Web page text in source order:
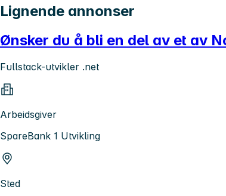
Lignende annonser
Ønsker du å bli en del av et av
Fullstack-utvikler .net
Arbeidsgiver
SpareBank 1 Utvikling
Sted